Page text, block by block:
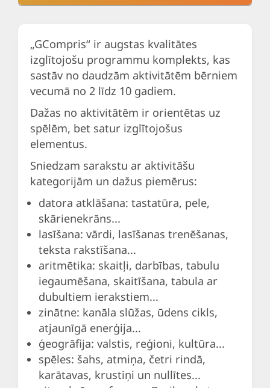
„GCompris“ ir augstas kvalitātes
izglītojošu programmu komplekts, kas
sastāv no daudzām aktivitātēm bērniem
vecumā no 2 līdz 10 gadiem.
Dažas no aktivitātēm ir orientētas uz
spēlēm, bet satur izglītojošus
elementus.
Sniedzam sarakstu ar aktivitāšu
kategorijām un dažus piemērus:
datora atklāšana: tastatūra, pele,
skārienekrāns...
lasīšana: vārdi, lasīšanas trenēšanas,
teksta rakstīšana...
aritmētika: skaitļi, darbības, tabulu
iegaumēšana, skaitīšana, tabula ar
dubultiem ierakstiem...
zinātne: kanāla slūžas, ūdens cikls,
atjaunīgā enerģija...
ģeogrāfija: valstis, reģioni, kultūra...
spēles: šahs, atmiņa, četri rindā,
karātavas, krustiņi un nullītes...